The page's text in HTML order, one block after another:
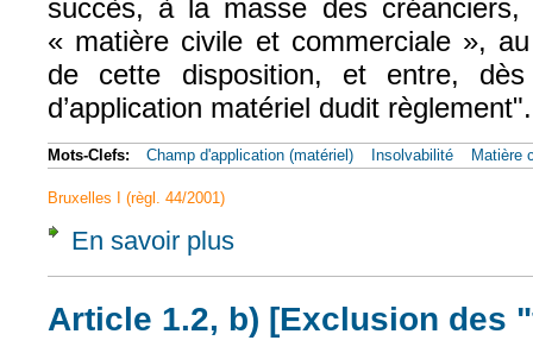
succès, à la masse des
« matière civile et commerciale »,
de cette disposition, et entre,
d’application matériel dudit règlement".
Mots-Clefs: Champ d'application (matériel) Insolvabilité Matière
Bruxelles I (règl. 44/2001)
En savoir plus
Article 1.2, b) [Exclusion des